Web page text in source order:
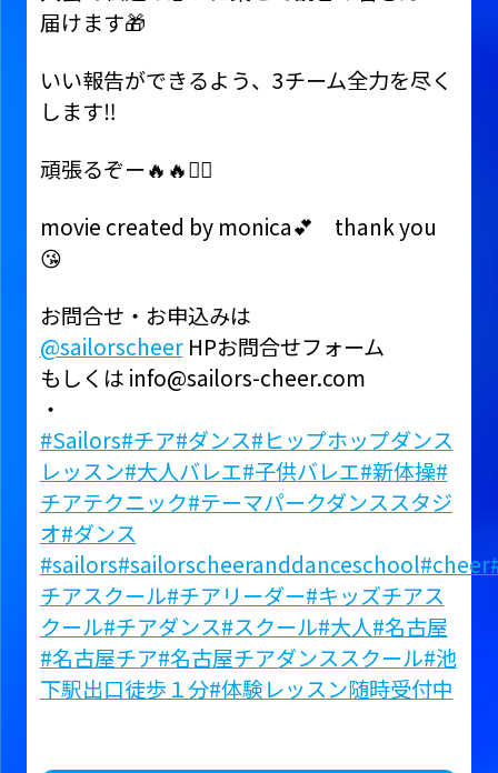
届けます🎁
いい報告ができるよう、3チーム全力を尽く
します‼️
頑張るぞー🔥🔥❤️‍🔥
movie created by monica💕 thank you
😘
お問合せ・お申込みは
@sailorscheerHPお問合せフォーム
もしくは info@sailors-cheer.com
・
#Sailors#チア#ダンス#ヒップホップダンス
レッスン#大人バレエ#子供バレエ#新体操#
チアテクニック#テーマパークダンススタジ
オ#ダンス
#sailors#sailorscheeranddanceschool#cheer
チアスクール#チアリーダー#キッズチアス
クール#チアダンス#スクール#大人#名古屋
#名古屋チア#名古屋チアダンススクール#池
下駅出口徒歩１分#体験レッスン随時受付中